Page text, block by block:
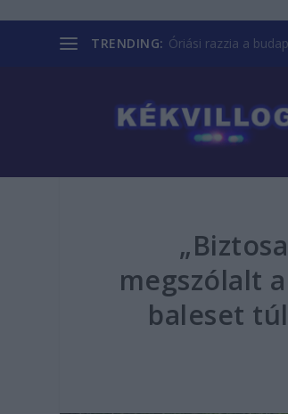
TRENDING: Óriási razzia a
megszólalt
baleset